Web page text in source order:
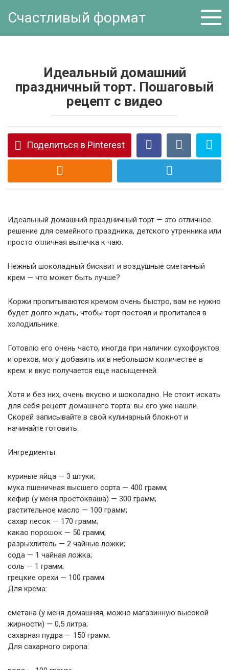
Счастливый формат
Идеальный домашний
праздничный торт. Пошаговый
рецепт с видео
Поделиться в Pinterest
Идеальный домашний праздничный торт — это отличное
решение для семейного праздника, детского утренника или
просто отличная выпечка к чаю.
Нежный шоколадный бисквит и воздушные сметанный
крем — что может быть лучше?
Коржи пропитываются кремом очень быстро, вам не нужно
будет долго ждать, чтобы торт постоял и пропитался в
холодильнике.
Готовлю его очень часто, иногда при наличии сухофруктов
и орехов, могу добавить их в небольшом количестве в
крем: и вкус получается еще насыщенней.
Хотя и без них, очень вкусно и шоколадно. Не стоит искать
для себя рецепт домашнего торта: вы его уже нашли.
Скорей записывайте в свой кулинарный блокнот и
начинайте готовить.
Ингредиенты:
куриные яйца — 3 штуки;
мука пшеничная высшего сорта — 400 грамм;
кефир (у меня простокваша) — 300 грамм;
растительное масло — 100 грамм;
сахар песок — 170 грамм;
какао порошок — 50 грамм;
разрыхлитель — 2 чайные ложки;
сода — 1 чайная ложка;
соль — 1 грамм;
грецкие орехи — 100 грамм.
Для крема:
сметана (у меня домашняя, можно магазинную высокой
жирности) — 0,5 литра;
сахарная пудра — 150 грамм.
Для сахарного сиропа: